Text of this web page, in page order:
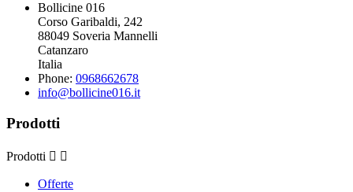
Bollicine 016
Corso Garibaldi, 242
88049 Soveria Mannelli
Catanzaro
Italia
Phone: 0968662678
info@bollicine016.it
Prodotti
Prodotti  
Offerte